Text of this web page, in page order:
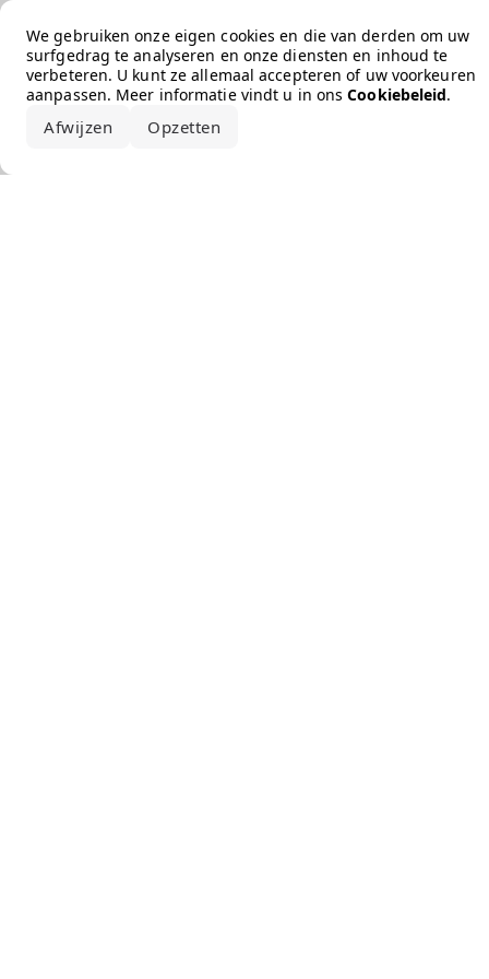
We gebruiken onze eigen cookies en die van derden om uw
surfgedrag te analyseren en onze diensten en inhoud te
verbeteren. U kunt ze allemaal accepteren of uw voorkeuren
aanpassen. Meer informatie vindt u in onsCookiebeleid.
Afwijzen Opzetten
Error loading the brand